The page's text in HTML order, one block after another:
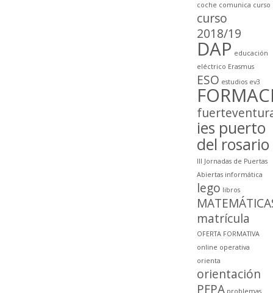
coche comunica curso
curso
2018/19
DAP educación
eléctrico Erasmus
ESO estudios ev3
ies puerto
del rosario
III Jornadas de Puertas
Abiertas informática
lego libros
matrícula
OFERTA FORMATIVA
online operativa
orienta
orientación
PFPA